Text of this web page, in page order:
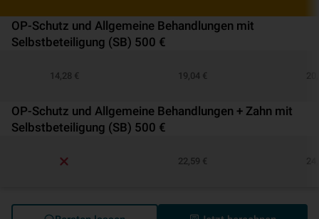
OP-Schutz und Allgemeine Behandlungen mit
Selbstbeteiligung (SB) 500 €
14,28 € 19,04 €
OP-Schutz und Allgemeine Behandlungen + Zahn mit
Selbstbeteiligung (SB) 500 €
22,59 €